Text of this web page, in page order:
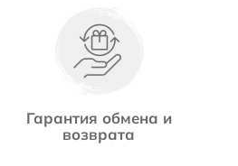
Гарантия обмена и
возврата